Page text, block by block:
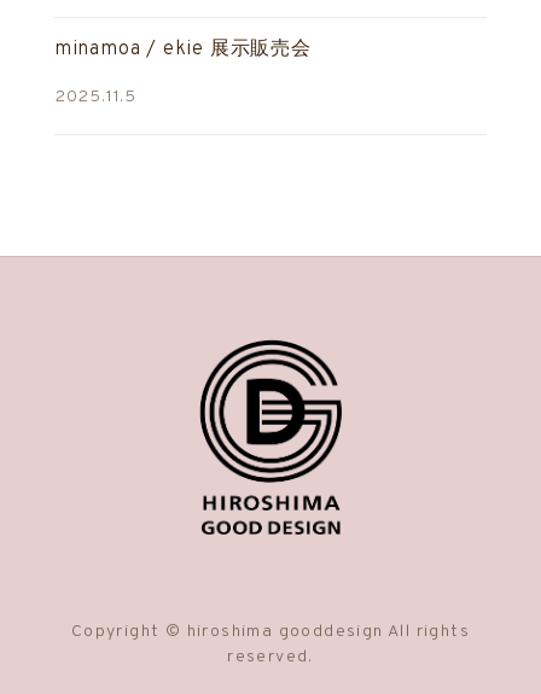
minamoa / ekie 展示販売会
2025.11.5
Copyright © hiroshima gooddesign All rights
reserved.